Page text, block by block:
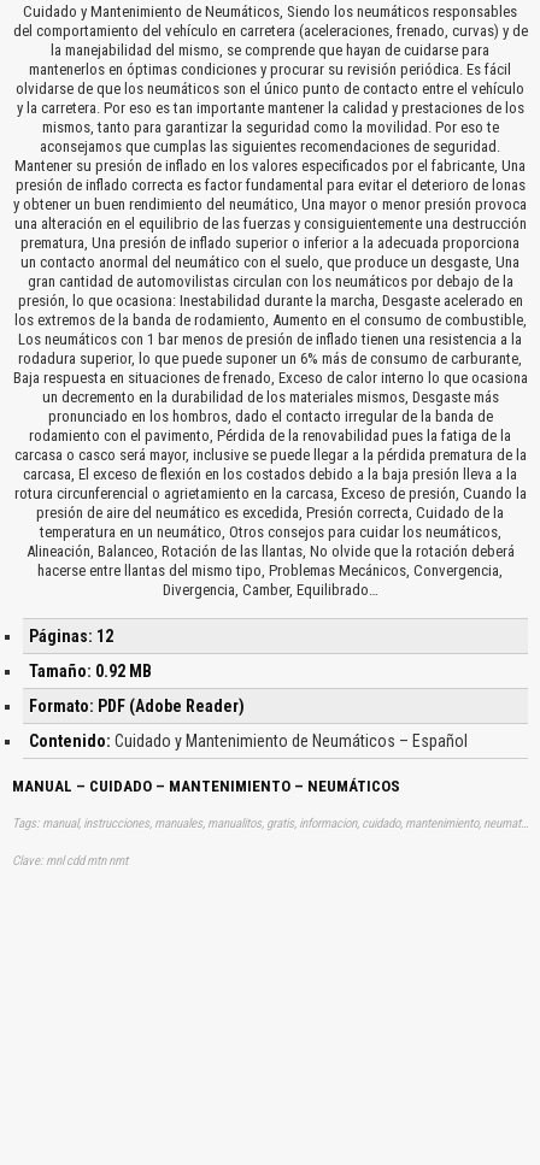
Cuidado y Mantenimiento de Neumáticos, Siendo los neumáticos responsables
del comportamiento del vehículo en carretera (aceleraciones, frenado, curvas) y de
la manejabilidad del mismo, se comprende que hayan de cuidarse para
mantenerlos en óptimas condiciones y procurar su revisión periódica. Es fácil
olvidarse de que los neumáticos son el único punto de contacto entre el vehículo
y la carretera. Por eso es tan importante mantener la calidad y prestaciones de los
mismos, tanto para garantizar la seguridad como la movilidad. Por eso te
aconsejamos que cumplas las siguientes recomendaciones de seguridad.
Mantener su presión de inflado en los valores especificados por el fabricante, Una
presión de inflado correcta es factor fundamental para evitar el deterioro de lonas
y obtener un buen rendimiento del neumático, Una mayor o menor presión provoca
una alteración en el equilibrio de las fuerzas y consiguientemente una destrucción
prematura, Una presión de inflado superior o inferior a la adecuada proporciona
un contacto anormal del neumático con el suelo, que produce un desgaste, Una
gran cantidad de automovilistas circulan con los neumáticos por debajo de la
presión, lo que ocasiona: Inestabilidad durante la marcha, Desgaste acelerado en
los extremos de la banda de rodamiento, Aumento en el consumo de combustible,
Los neumáticos con 1 bar menos de presión de inflado tienen una resistencia a la
rodadura superior, lo que puede suponer un 6% más de consumo de carburante,
Baja respuesta en situaciones de frenado, Exceso de calor interno lo que ocasiona
un decremento en la durabilidad de los materiales mismos, Desgaste más
pronunciado en los hombros, dado el contacto irregular de la banda de
rodamiento con el pavimento, Pérdida de la renovabilidad pues la fatiga de la
carcasa o casco será mayor, inclusive se puede llegar a la pérdida prematura de la
carcasa, El exceso de flexión en los costados debido a la baja presión lleva a la
rotura circunferencial o agrietamiento en la carcasa, Exceso de presión, Cuando la
presión de aire del neumático es excedida, Presión correcta, Cuidado de la
temperatura en un neumático, Otros consejos para cuidar los neumáticos,
Alineación, Balanceo, Rotación de las llantas, No olvide que la rotación deberá
hacerse entre llantas del mismo tipo, Problemas Mecánicos, Convergencia,
Divergencia, Camber, Equilibrado…
Páginas: 12
Tamaño: 0.92 MB
Formato: PDF (Adobe Reader)
Contenido: Cuidado y Mantenimiento de Neumáticos – Español
MANUAL – CUIDADO – MANTENIMIENTO – NEUMÁTICOS
Tags: manual, instrucciones, manuales, manualitos, gratis, informacion, cuidado, mantenimiento, neumaticos, aprender, descargas
Clave: mnl cdd mtn nmt